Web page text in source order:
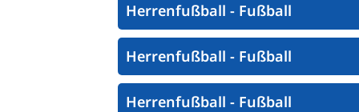
Herrenfußball - Fußball
Herrenfußball - Fußball
Herrenfußball - Fußball